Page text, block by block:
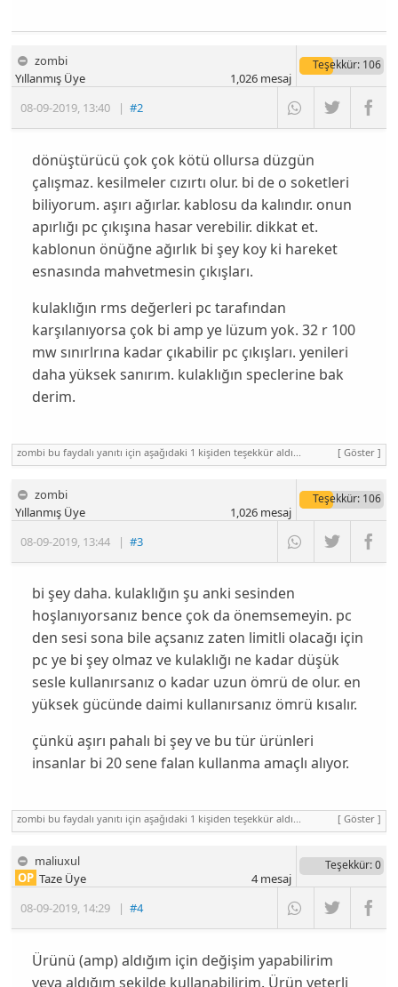
zombi
08-09-2019, 13:40 |#2
Yıllanmış Üye
Teşekkür: 106
1,026mesaj
dönüştürücü çok çok kötü ollursa düzgün
çalışmaz. kesilmeler cızırtı olur. bi de o soketleri
biliyorum. aşırı ağırlar. kablosu da kalındır. onun
apırlığı pc çıkışına hasar verebilir. dikkat et.
kablonun önüğne ağırlık bi şey koy ki hareket
esnasında mahvetmesin çıkışları.
kulaklığın rms değerleri pc tarafından
karşılanıyorsa çok bi amp ye lüzum yok. 32 r 100
mw sınırlrına kadar çıkabilir pc çıkışları. yenileri
daha yüksek sanırım. kulaklığın speclerine bak
derim.
zombi bu faydalı yanıtı için aşağıdaki 1 kişiden teşekkür aldı... [ Göster ]
zombi
08-09-2019, 13:44 |#3
Yıllanmış Üye
Teşekkür: 106
1,026mesaj
bi şey daha. kulaklığın şu anki sesinden
hoşlanıyorsanız bence çok da önemsemeyin. pc
den sesi sona bile açsanız zaten limitli olacağı için
pc ye bi şey olmaz ve kulaklığı ne kadar düşük
sesle kullanırsanız o kadar uzun ömrü de olur. en
yüksek gücünde daimi kullanırsanız ömrü kısalır.
çünkü aşırı pahalı bi şey ve bu tür ürünleri
insanlar bi 20 sene falan kullanma amaçlı alıyor.
zombi bu faydalı yanıtı için aşağıdaki 1 kişiden teşekkür aldı... [ Göster ]
maliuxul
08-09-2019, 14:29 |#4
OP Taze Üye
Teşekkür: 0
4mesaj
Ürünü (amp) aldığım için değişim yapabilirim
veya aldığım şekilde kullanabilirim. Ürün yeterli